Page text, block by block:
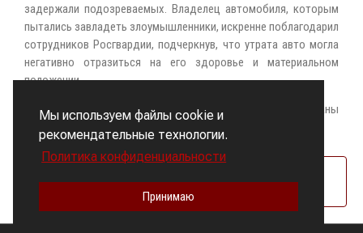
Мы используем файлы cookie и
рекомендательные технологии.
Политика конфиденциальности
Принимаю
задержали подозреваемых. Владелец автомобиля, которым
пытались завладеть злоумышленники, искренне поблагодарил
сотрудников Росгвардии, подчеркнув, что утрата авто могла
негативно отразиться на его здоровье и материальном
положении.
Для дальнейшего разбирательства задержанные переданы
сотрудникам полиции.